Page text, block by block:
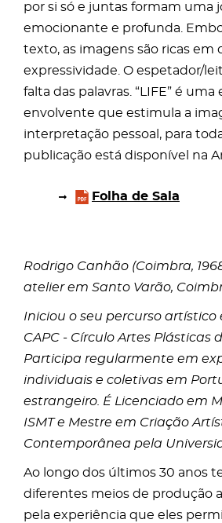
por si só e juntas formam uma
emocionante e profunda.
texto, as imagens são ricas em
expressividade. O espetador/
falta das palavras. “LIFE” é
envolvente que estimula a
interpretação pessoal, para
publicação está disponível na
Folha de Sala
Rodrigo Canhão (Coimbra,
atelier em Santo Varão,
Iniciou o seu percurso artístico
CAPC - Círculo Artes Plásticas
Participa regularmente em
individuais e coletivas em
estrangeiro. É Licenciado em
ISMT e Mestre em Criação
Contemporânea pela
Ao longo dos últimos 30 anos
diferentes meios de produção
pela experiência que eles